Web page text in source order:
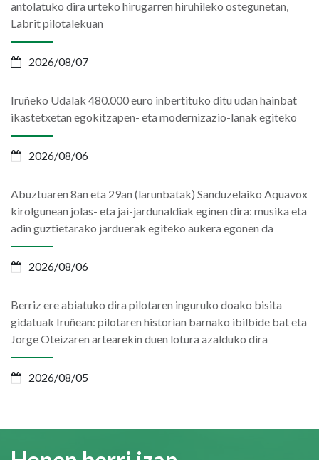
antolatuko dira urteko hirugarren hiruhileko ostegunetan,
Labrit pilotalekuan
2026/08/07
Iruñeko Udalak 480.000 euro inbertituko ditu udan hainbat
ikastetxetan egokitzapen- eta modernizazio-lanak egiteko
2026/08/06
Abuztuaren 8an eta 29an (larunbatak) Sanduzelaiko Aquavox
kirolgunean jolas- eta jai-jardunaldiak eginen dira: musika eta
adin guztietarako jarduerak egiteko aukera egonen da
2026/08/06
Berriz ere abiatuko dira pilotaren inguruko doako bisita
gidatuak Iruñean: pilotaren historian barnako ibilbide bat eta
Jorge Oteizaren artearekin duen lotura azalduko dira
2026/08/05